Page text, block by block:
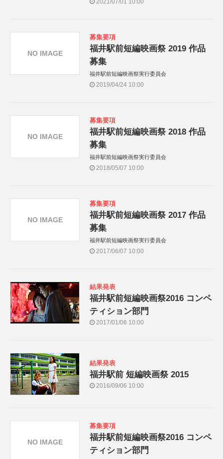
2021/07/01 10:00
募集要項
福井駅前短編映画祭 2019 作品
募集
福井駅前短編映画祭実行委員会
2019/04/24 10:00
NO IMAGE
募集要項
福井駅前短編映画祭 2018 作品
募集
福井駅前短編映画祭実行委員会
2018/05/07 10:00
NO IMAGE
募集要項
福井駅前短編映画祭 2017 作品
募集
福井駅前短編映画祭実行委員会
2017/06/07 10:00
NO IMAGE
結果発表
福井駅前短編映画祭2016 コンペ
ティション部門
2017/01/06 10:00
結果発表
福井駅前 短編映画祭 2015
2016/09/06 10:00
募集要項
福井駅前短編映画祭2016 コンペ
ティション部門
NO IMAGE